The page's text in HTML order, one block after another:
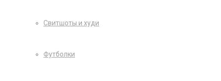
Свитшоты и худи
Футболки